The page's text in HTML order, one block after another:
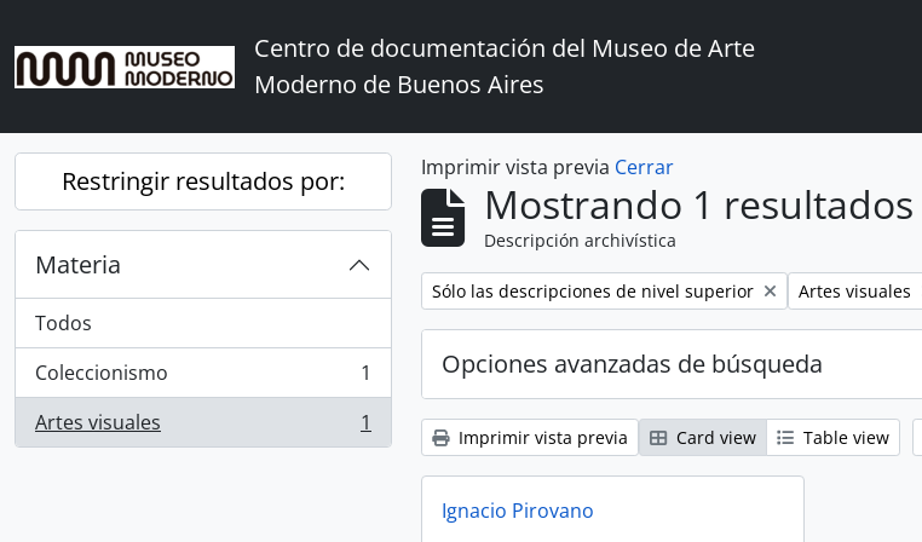
Centro de documentación del Museo de Arte
Moderno de Buenos Aires
Restringir resultados por:
Materia
Todos
Coleccionismo
, 1 resultados
1
Artes visuales
, 1 resultados 1
Imprimir vista previa Cerrar
Mostrando 1 resultados
Descripción archivística
Remove filter:
Sólo las descripciones de nivel superior Remove filter:
Artes visuales
Opciones avanzadas de búsqueda
Imprimir vista previa Card view Table view
Ignacio Pirovano